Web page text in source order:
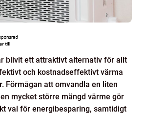
blivit ett attraktivt alternativ för allt
och kostnadseffektivt värma
Förmågan att omvandla en liten
mycket större mängd värme gör
val för energibesparing, samtidigt